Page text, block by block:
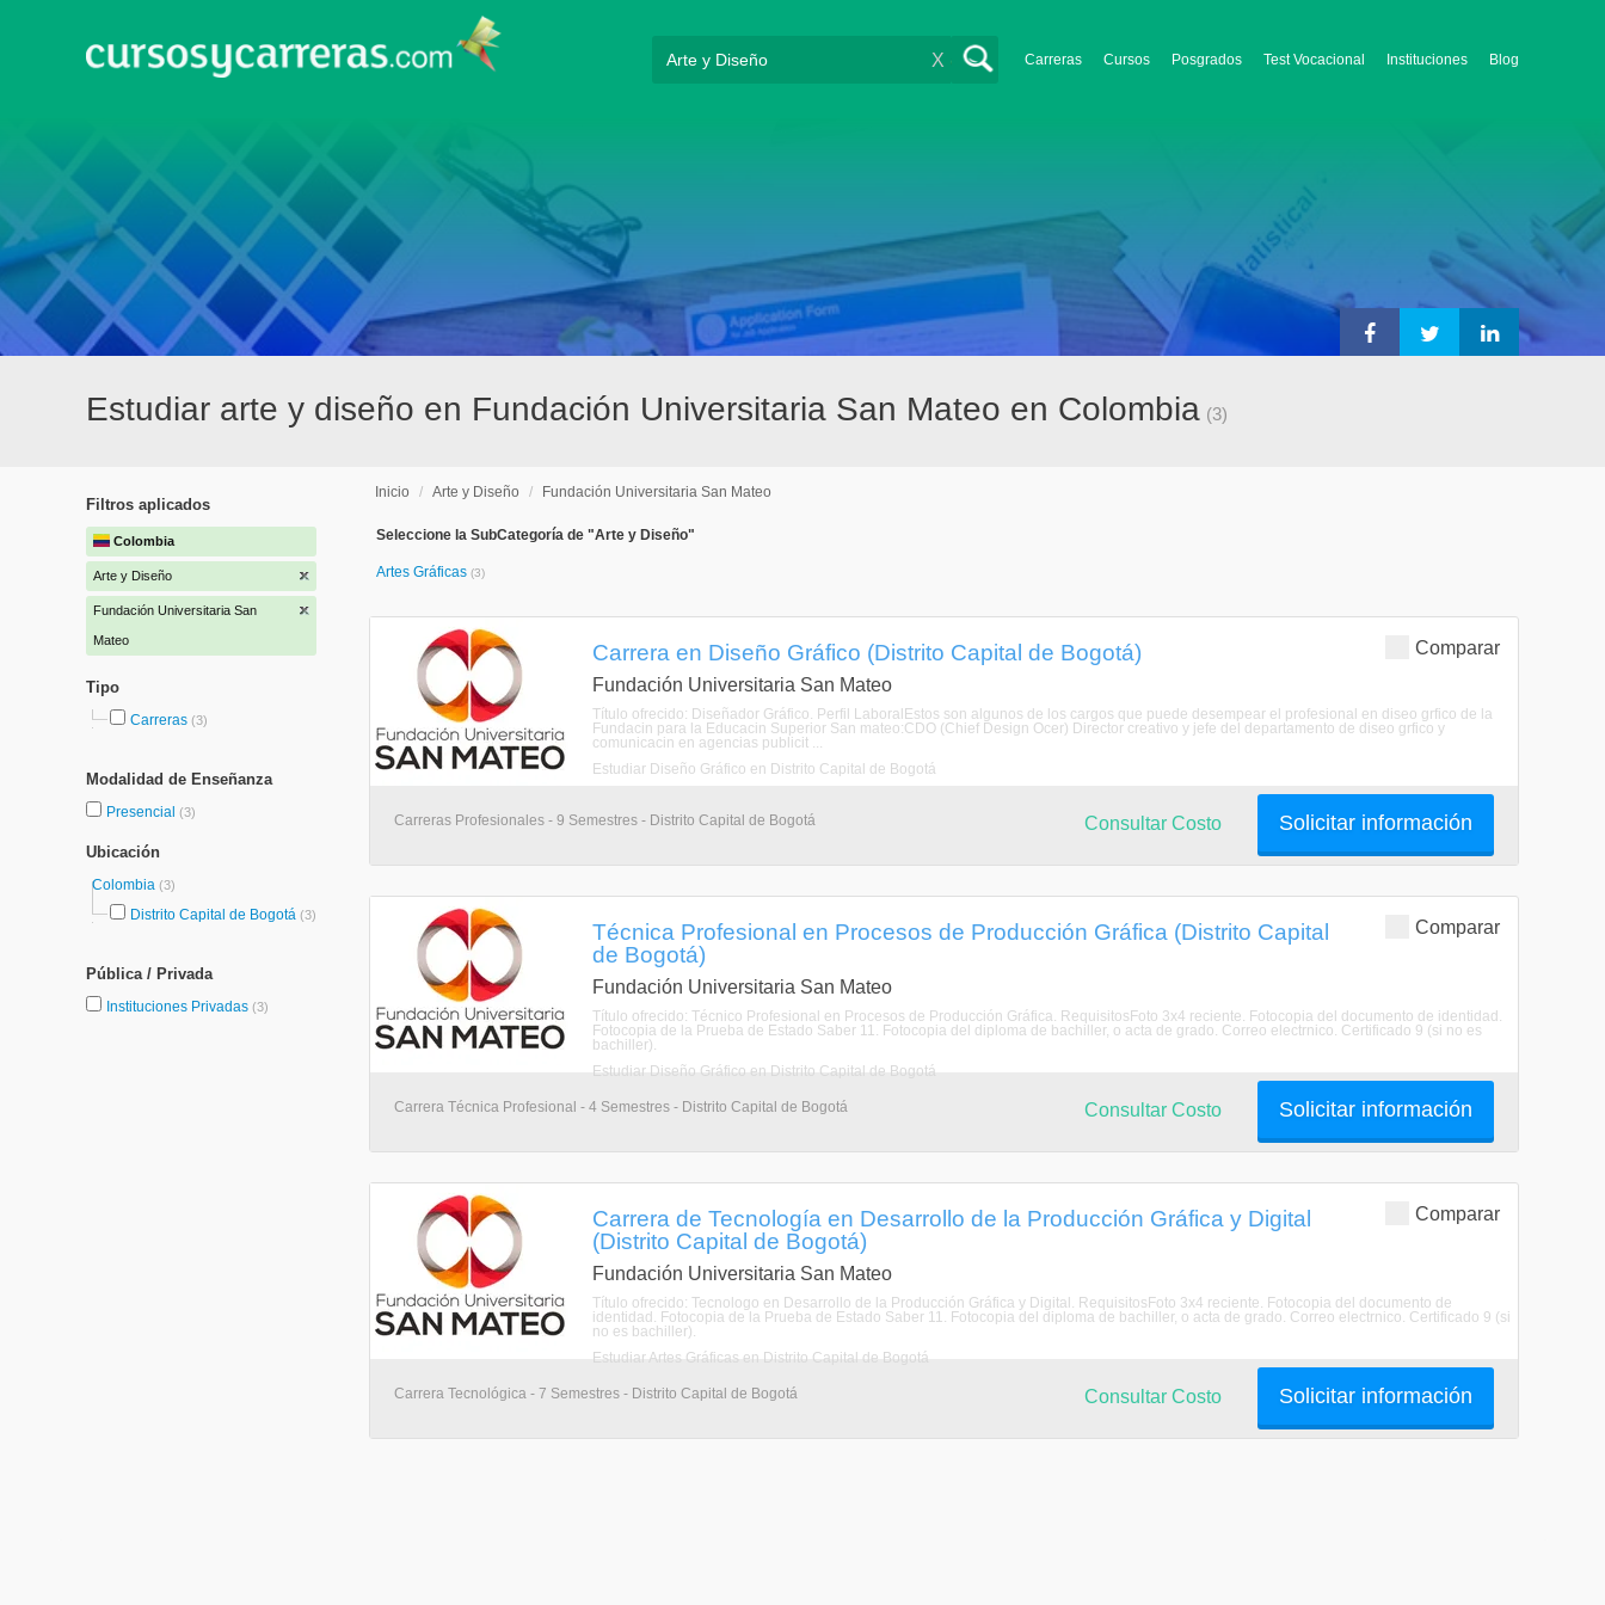
Carreras Cursos Posgrados Test Vocacional Instituciones Blog
X
Estudiar arte y diseño en Fundación Universitaria San Mateo en Colombia (3)
Filtros aplicados
Colombia
Arte y Diseño
Fundación Universitaria San
Mateo
Tipo
Carreras (3)
Modalidad de Enseñanza
Presencial (3)
Ubicación
Colombia (3)
Distrito Capital de Bogotá (3)
Pública / Privada
Instituciones Privadas (3)
Inicio / Arte y Diseño / Fundación Universitaria San Mateo
Seleccione la SubCategoría de "Arte y Diseño"
Artes Gráficas (3)
Comparar
Carrera en Diseño Gráfico (Distrito Capital de Bogotá)
Fundación Universitaria San Mateo
Título ofrecido: Diseñador Gráfico. Perfil LaboralEstos son algunos de los cargos que puede desempear el profesional en diseo grfico de la
Fundacin para la Educacin Superior San mateo:CDO (Chief Design Ocer) Director creativo y jefe del departamento de diseo grfico y
comunicacin en agencias publicit ...
Estudiar Diseño Gráfico en Distrito Capital de Bogotá
Carreras Profesionales - 9 Semestres - Distrito Capital de Bogotá Solicitar información
Consultar Costo
Comparar
Técnica Profesional en Procesos de Producción Gráfica (Distrito Capital
de Bogotá)
Fundación Universitaria San Mateo
Título ofrecido: Técnico Profesional en Procesos de Producción Gráfica. RequisitosFoto 3x4 reciente. Fotocopia del documento de identidad.
Fotocopia de la Prueba de Estado Saber 11. Fotocopia del diploma de bachiller, o acta de grado. Correo electrnico. Certificado 9 (si no es
bachiller).
Estudiar Diseño Gráfico en Distrito Capital de Bogotá
Carrera Técnica Profesional - 4 Semestres - Distrito Capital de Bogotá Solicitar información
Consultar Costo
Comparar
Carrera de Tecnología en Desarrollo de la Producción Gráfica y Digital
(Distrito Capital de Bogotá)
Fundación Universitaria San Mateo
Título ofrecido: Tecnologo en Desarrollo de la Producción Gráfica y Digital. RequisitosFoto 3x4 reciente. Fotocopia del documento de
identidad. Fotocopia de la Prueba de Estado Saber 11. Fotocopia del diploma de bachiller, o acta de grado. Correo electrnico. Certificado 9 (si
no es bachiller).
Estudiar Artes Gráficas en Distrito Capital de Bogotá
Carrera Tecnológica - 7 Semestres - Distrito Capital de Bogotá Solicitar información
Consultar Costo